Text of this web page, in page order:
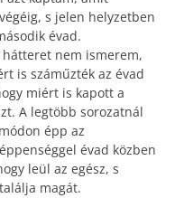
s jelen helyzetben
évad.
hátteret nem ismerem,
is száműzték az évad
miért is kapott a
A legtöbb sorozatnál
épp az
évad közben
leül az egész, s
magát.